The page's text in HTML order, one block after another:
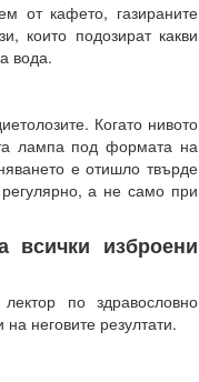
от кафето, газираните
които подозират какви
вода.
Когато нивото
лампа под формата на
е отишло твърде
а не само при
изброени
по здравословно
неговите резултати.